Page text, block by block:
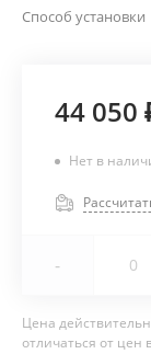
Способ установки
44 050
Нет в
-
Цена
отличаться от цен